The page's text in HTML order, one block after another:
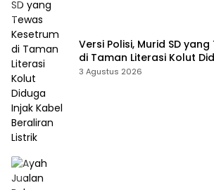
Versi Polisi, Murid SD
di Taman Literasi Kolut
Beraliran Listrik
3 Agustus 2026